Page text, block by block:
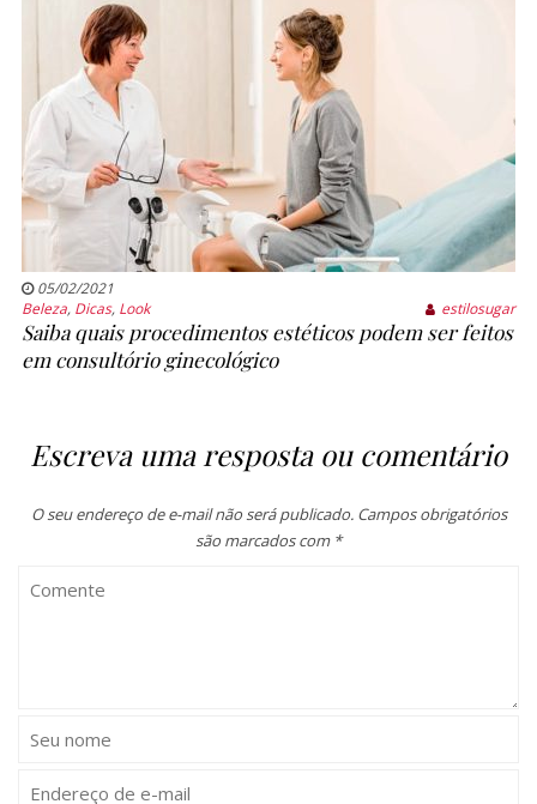
05/02/2021
Beleza, Dicas, Look estilosugar
Saiba quais procedimentos estéticos podem ser feitos
em consultório ginecológico
Escreva uma resposta ou comentário
O seu endereço de e-mail não será publicado. Campos obrigatórios
são marcados com *